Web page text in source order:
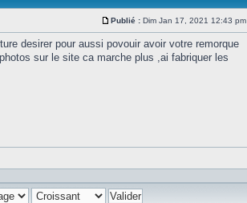
Publié : Dim Jan 17, 2021 12:43 pm
desirer pour aussi povouir avoir votre remorque
sur le site ca marche plus ,ai fabriquer les